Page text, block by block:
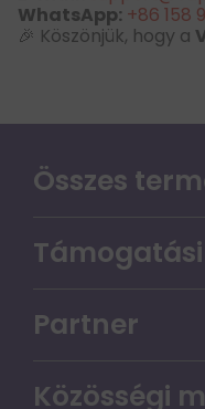
WhatsApp: +86 158
🎉 Köszönjük, hogy a
Összes
VAPEPIE Matrix 50000
VAPEPIE PRO 40000
VAPEPIE Max 40000
VAPEPIE Galactic
Pénzvisszatérítési
Partner
Vapepie-hu tagsági
Közösségi